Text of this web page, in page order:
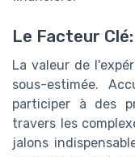
Le Facteur
La valeur de
sous-estimée.
participer à des
travers les
jalons